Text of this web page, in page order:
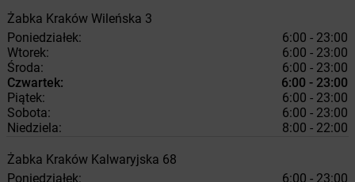
Żabka Kraków Wileńska 3
Poniedziałek:
6:00 - 23:00
Wtorek:
6:00 - 23:00
Środa:
6:00 - 23:00
Czwartek:
6:00 - 23:00
Piątek:
6:00 - 23:00
Sobota:
6:00 - 23:00
Niedziela:
8:00 - 22:00
Żabka Kraków Kalwaryjska 68
Poniedziałek:
6:00 - 23:00